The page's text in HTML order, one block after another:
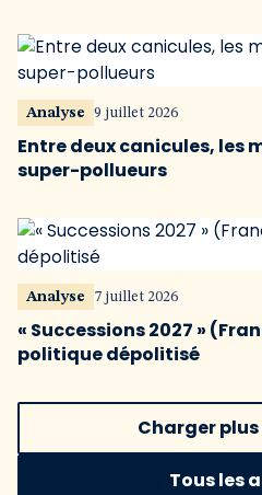
Analyse 9 juillet 2026
Entre deux canicules, les
super-pollueurs
Analyse 7 juillet 2026
« Successions 2027 »
politique dépolitisé
Charger
Tous les